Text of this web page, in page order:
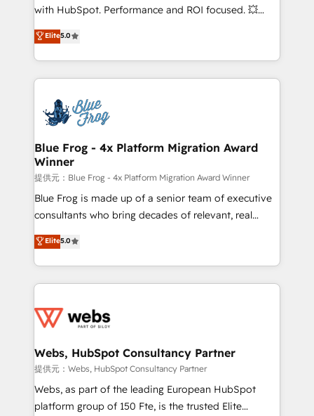
and CRM optimization • Retention strategies with
Execution • 750+ onboardings and 2,000+
implementations • Deep expertise across marketing,
with HubSpot. Performance and ROI focused. 💥
BBD Boom is the HubSpot partner that can help you
to HubSpot Better. We work with your teams to
solve all your HubSpot challenges and improve user
adoption, sales process and marketing results.
the first time 🔧 Designing and optimising your
HubSpot set-up for better results 🌐 Website design
and build using HubSpot 🔌 Integrating HubSpot
with other systems 🎓 Training your teams to be
HubSpot pros 📊 Lead generation services using
HubSpot Why us? - SIX HubSpot Accreditations -
awarded by HubSpot after a rigorous process for
Migration, Custom Integration & Platform
Enablement -Onboarded over 500 businesses to
get more from your investment in HubSpot.
www.bbdboom.com
Elite5.0
Blue Frog - 4x Platform Migration Award
Winner
提供元：Blue Frog - 4x Platform Migration Award Winner
Blue Frog is made up of a senior team of executive
consultants who bring decades of relevant, real
world experience to our client engagements. "Blue
Frog is a top, trusted partner in HubSpot's
ecosystem for a reason. Their team brings over a
decade of experience to the table, along with deep
for driving growth. They are committed to helping
their unique business needs. We are thrilled to have
Blue Frog in the HubSpot ecosystem leading the
way for customers!" - Yamini Rangan, CEO of
HubSpot “Our experience with the team at Blue Frog
Elite5.0
Webs, HubSpot Consultancy Partner
提供元：Webs, HubSpot Consultancy Partner
Webs, as part of the leading European HubSpot
platform group of 150 Fte, is the trusted Elite